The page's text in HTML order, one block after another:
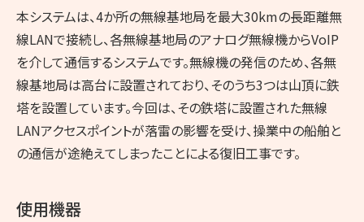
本システムは、4か所の無線基地局を最大30kmの長距離無
線LANで接続し、各無線基地局のアナログ無線機からVoIP
を介して通信するシステムです。無線機の発信のため、各無
線基地局は高台に設置されており、そのうち3つは山頂に鉄
塔を設置しています。今回は、その鉄塔に設置された無線
LANアクセスポイントが落雷の影響を受け、操業中の船舶と
の通信が途絶えてしまったことによる復旧工事です。
使用機器